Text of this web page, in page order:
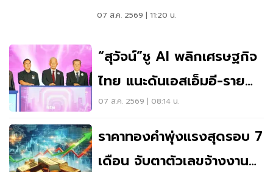
07 ส.ค. 2569 | 11:20 น.
“สุวัจน์”ชู AI พลิกเศรษฐกิจ
ไทย แนะดันเอสเอ็มอี-ราย
ย่อยเข้าถึงทุนฝ่าวิกฤต
07 ส.ค. 2569 | 08:14 น.
ราคาทองคำพุ่งแรงสุดรอบ 7
เดือน จับตาตัวเลขจ้างงาน